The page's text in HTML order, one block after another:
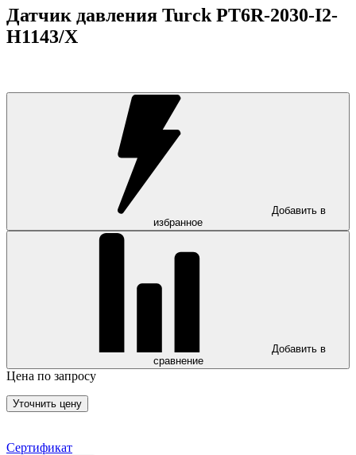
Датчик давления Turck PT6R-2030-I2-
H1143/X
Добавить в
избранное
Добавить в
сравнение
Цена по запросу
Уточнить цену
Сертификат